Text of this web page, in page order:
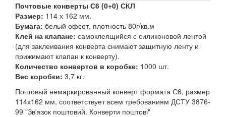
Почтовые конверты С6 (0+0) СКЛ
Размер: 114 х 162 мм.
Бумага: белый офсет, плотность 80г/кв.м
Клей на клапане: самоклеящийся с силиконовой лентой
(для заклеивания конверта снимают защитную ленту и
прижимают клапан к конверту).
Количество конвертов в коробке: 1000 шт.
Вес коробки: 3,7 кг.
Почтовый немаркированный конверт формата С6, размер
114х162 мм, соответствует всем требованиям ДСТУ 3876-
99 "Зв'язок поштовий. Конверти поштові"